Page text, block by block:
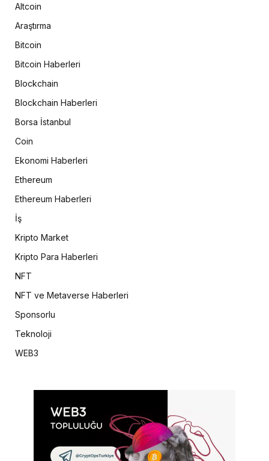
Altcoin
Araştırma
Bitcoin
Bitcoin Haberleri
Blockchain
Blockchain Haberleri
Borsa İstanbul
Coin
Ekonomi Haberleri
Ethereum
Ethereum Haberleri
İş
Kripto Market
Kripto Para Haberleri
NFT
NFT ve Metaverse Haberleri
Sponsorlu
Teknoloji
WEB3